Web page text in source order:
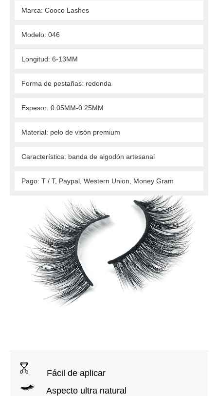
Marca: Cooco Lashes
Modelo: 046
Longitud: 6-13MM
Forma de pestañas: redonda
Espesor: 0.05MM-0.25MM
Material: pelo de visón premium
Característica: banda de algodón artesanal
Pago: T / T, Paypal, Western Union, Money Gram
Fácil de aplicar
Aspecto ultra natural